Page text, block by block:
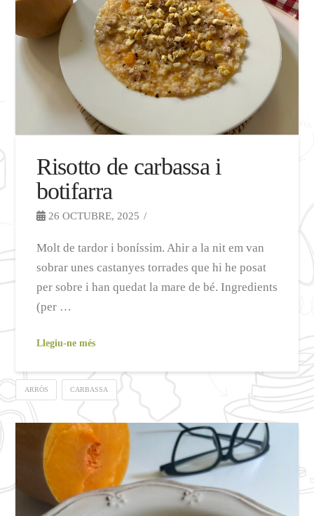
Risotto de carbassa i
botifarra
26 OCTUBRE, 2025
Molt de tardor i boníssim. Ahir a la nit em van
sobrar unes castanyes torrades que hi he posat
per sobre i han quedat la mare de bé. Ingredients
(per …
Llegiu-ne més
ARRÒS CARBASSA